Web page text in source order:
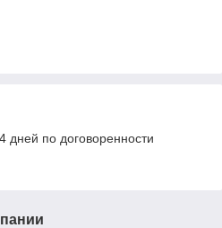
дней по договоренности